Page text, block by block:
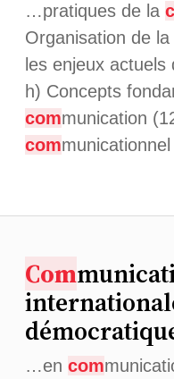
…pratiques de la
Organisation de
les enjeux actuels
h) Concepts
communication
com
Com
…en com